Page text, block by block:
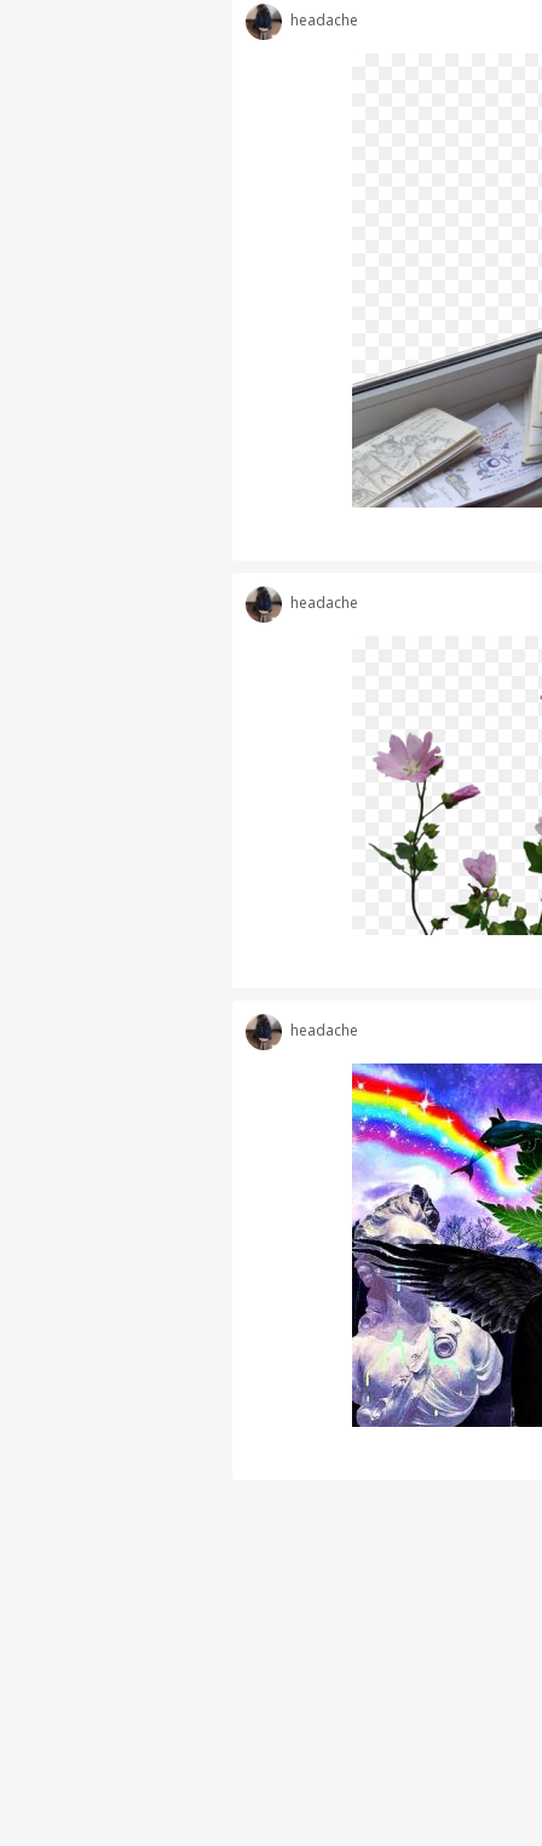
headache
headache
headache